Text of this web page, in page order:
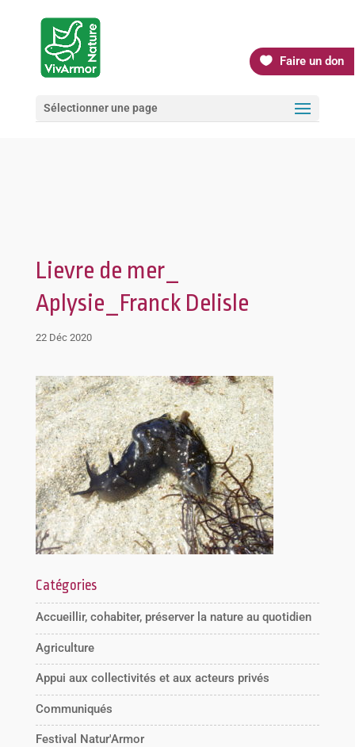
Faire un don
Sélectionner une page
Lievre de mer_
Aplysie_Franck Delisle
22 Déc 2020
Catégories
Accueillir, cohabiter, préserver la nature au quotidien
Agriculture
Appui aux collectivités et aux acteurs privés
Communiqués
Festival Natur'Armor